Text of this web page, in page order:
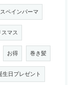
スペインパーマ
スマス
お得 巻き髪
生日プレゼント